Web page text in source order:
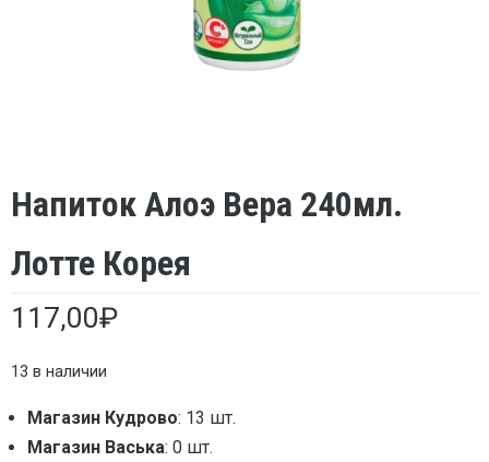
Напиток Алоэ Вера 240мл.
Лотте Корея
117,00₽
13 в наличии
Магазин Кудрово: 13 шт.
Магазин Васька: 0 шт.